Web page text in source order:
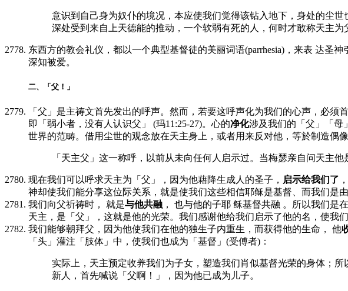
意识到自己身为奴仆的境况，本应使我们觉得该钻入地下，身处的尘
深处受到来自上天德能的推动，一个软弱有死的人，何时才敢称天主为
东西方的教会礼仪，都以一个典型基督徒的美丽词语(parrhesia)，来表 达圣
深知被爱。
二、「父！」
「父」是主祷文首先发出的呼声。然而，若要这呼声化为我们的心声，必须
即「弱小者，没有人认识父」 (玛11:25-27)。心的净化涉及我们的「父」「母
世界的范畴。借用尘世的观念放在天主身上，或者用来反对他，等於制造偶
「天主父」这一称呼，以前从未向任何人启示过。当梅瑟亲自问天主
现在我们可以呼求天主为「父」，因为他藉降生成人的圣子， 启示给我们了 ，
神却使我们能分享这位际关系，就是使我们这些相信耶稣是基督、而我们是
我们向父祈祷时， 就是与他共融 ， 也与他的子耶 稣基督共融 。所以我们
天主，是「父」，这就是他的光荣。我们感谢他给我们启示了他的名，使我
我们能够朝拜父，因为他使我们在他的独生子内重生，而获得他的生命， 他
「头」灌注「肢体」中，使我们也成为「基督」(受傅者)：
实际上，天主预定收养我们为子女，塑造我们肖似基督光荣的身体；
新人，首先喊说「父啊！」，因为他已成为儿子。